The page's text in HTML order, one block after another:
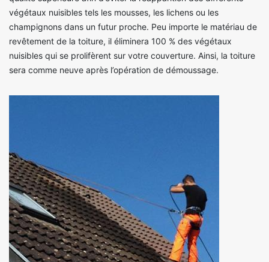
végétaux nuisibles tels les mousses, les lichens ou les
champignons dans un futur proche. Peu importe le matériau de
revêtement de la toiture, il éliminera 100 % des végétaux
nuisibles qui se prolifèrent sur votre couverture. Ainsi, la toiture
sera comme neuve après l’opération de démoussage.